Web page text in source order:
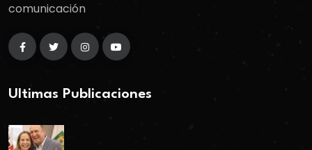
comunicación
Ultimas Publicaciones